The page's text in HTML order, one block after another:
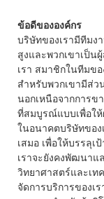
ข้อดีขององค์กร
บริษัทของเรามีทีม
สูงและพวกเขาเป็
เรา สมาชิกในทีมข
สำหรับพวกเขามีส่ว
นอกเหนือจากการข
ที่สมบูรณ์แบบเพื่อใ
ในอนาคตบริษัทของ
เสมอ เพื่อให้บรรลุเ
เราจะยังคงพัฒนาแ
วิทยาศาสตร์และเท
จัดการบริการของ